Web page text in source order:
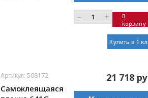
– +
В
корзину
Купить в 1
Артикул: 508172
Самоклеящаяся
21 718